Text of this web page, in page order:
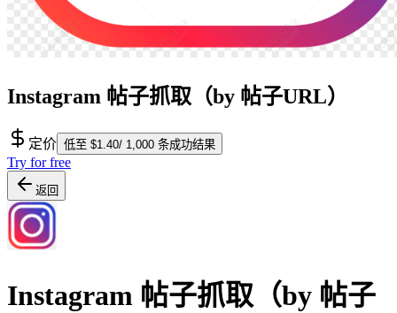
Instagram 帖子抓取（by 帖子URL）
定价 低至 $1.40/ 1,000 条成功结果
Try for free
返回
Instagram 帖子抓取（by 帖子